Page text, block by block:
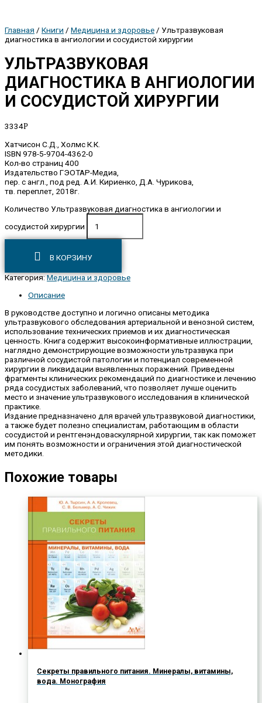
Главная / Книги / Медицина и здоровье / Ультразвуковая
диагностика в ангиологии и сосудистой хирургии
УЛЬТРАЗВУКОВАЯ
ДИАГНОСТИКА В АНГИОЛОГИИ
И СОСУДИСТОЙ ХИРУРГИИ
3334Р
Хатчисон С.Д., Холмс К.К.
ISBN 978-5-9704-4362-0
Кол-во страниц 400
Издательство ГЭОТАР-Медиа,
пер. с англ., под ред. А.И. Кириенко, Д.А. Чурикова,
тв. переплет, 2018г.
Количество Ультразвуковая диагностика в ангиологии и
сосудистой хирургии
В КОРЗИНУ
Категория:Медицина и здоровье
Описание
В руководстве доступно и логично описаны методика
ультразвукового обследования артериальной и венозной систем,
использование технических приемов и их диагностическая
ценность. Книга содержит высокоинформативные иллюстрации,
наглядно демонстрирующие возможности ультразвука при
различной сосудистой патологии и потенциал современной
хирургии в ликвидации выявленных поражений. Приведены
фрагменты клинических рекомендаций по диагностике и лечению
ряда сосудистых заболеваний, что позволяет лучше оценить
место и значение ультразвукового исследования в клинической
практике.
Издание предназначено для врачей ультразвуковой диагностики,
а также будет полезно специалистам, работающим в области
сосудистой и рентгенэндоваскулярной хирургии, так как поможет
им понять возможности и ограничения этой диагностической
методики.
Похожие товары
Секреты правильного питания. Минералы, витамины,
вода. Монография